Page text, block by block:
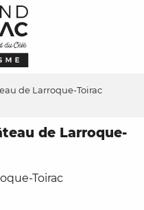
de Larroque-Toirac
de Larroque-
Toirac